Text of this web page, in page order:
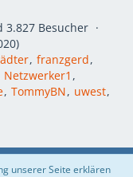
Besucher
)
franzgerd
Netzwerker1
TommyBN
uwest
unserer Seite erklären